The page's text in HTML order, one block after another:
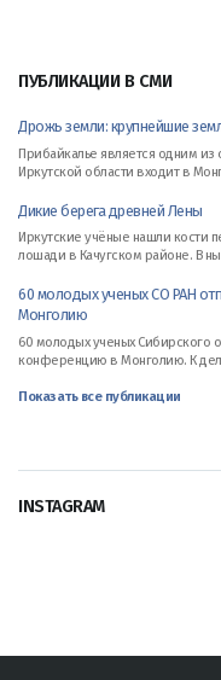
ПУБЛИКАЦИИ В СМИ
Дрожь земли: крупнейшие
Прибайкалье является одним
Иркутской области входит в
Дикие берега древней Лены
Иркутские учёные нашли кости
лошади в Качугском районе. В
60 молодых ученых СО РАН
Монголию
60 молодых ученых Сибирского
конференцию в Монголию. К
Показать все публикации
INSTAGRAM